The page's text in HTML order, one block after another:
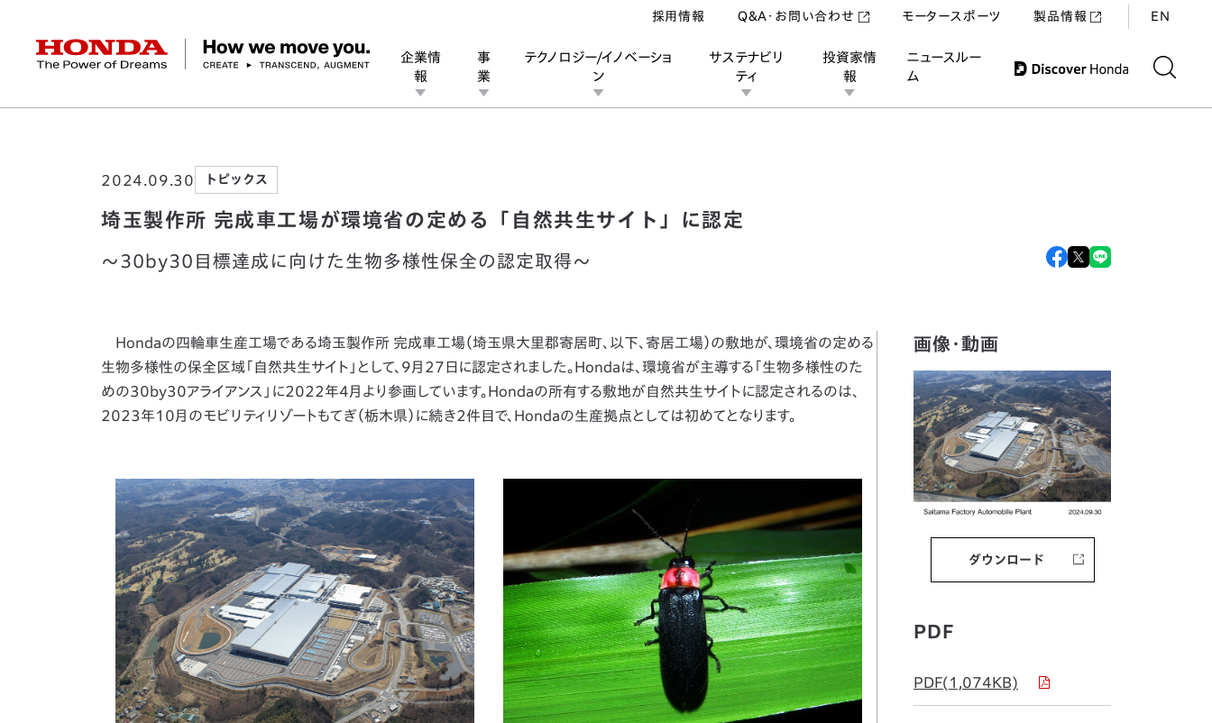
HONDA The Power of Dreams
企業情
報
経営方針 会社概要
事
業
パワープロダクツ
テクノロジー/イノベーショ
ン
デザイン
サステナビリ
ティ
Honda Report 環境
投資家情
報
財務・業績情報
ニュースルー
ム
採用情報 Q&A・お問い合わせ モータースポーツ 製品情報 EN
埼玉製作所 完成車工場が環境省の定める「自然共生サイト」に認定
2024.09.30 トピックス
埼玉製作所 完成車工場が環境省の定める「自然共生サイト」に認定
～30by30目標達成に向けた生物多様性保全の認定取得～
Hondaの四輪車生産工場である埼玉製作所 完成車工場（埼玉県大里郡寄居町、以下、寄居工場）の敷地が、環境省の定める
生物多様性の保全区域「自然共生サイト」として、9月27日に認定されました。Hondaは、環境省が主導する「生物多様性のた
めの30by30アライアンス」に2022年4月より参画しています。Hondaの所有する敷地が自然共生サイトに認定されるのは、
2023年10月のモビリティリゾートもてぎ（栃木県）に続き2件目で、Hondaの生産拠点としては初めてとなります。
画像・動画
ダウンロード
PDF
PDF(1,074KB)